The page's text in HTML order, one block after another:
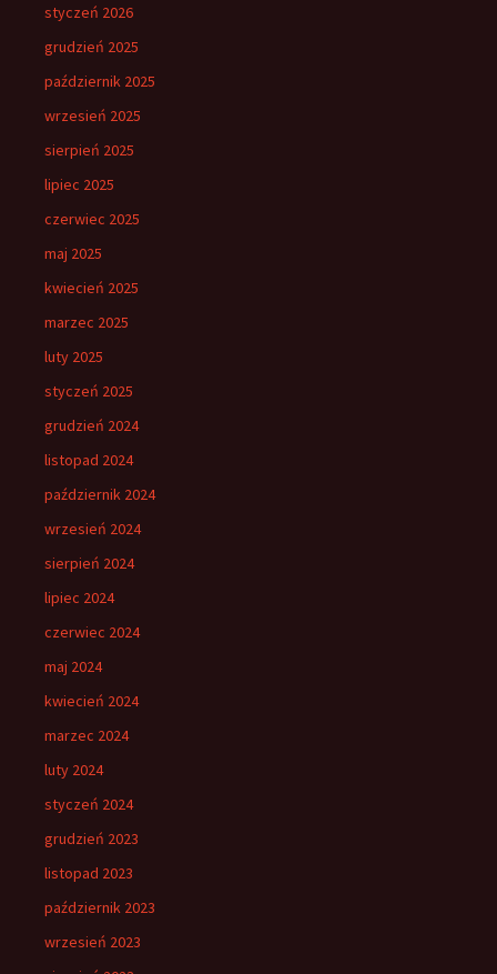
styczeń 2026
grudzień 2025
październik 2025
wrzesień 2025
sierpień 2025
lipiec 2025
czerwiec 2025
maj 2025
kwiecień 2025
marzec 2025
luty 2025
styczeń 2025
grudzień 2024
listopad 2024
październik 2024
wrzesień 2024
sierpień 2024
lipiec 2024
czerwiec 2024
maj 2024
kwiecień 2024
marzec 2024
luty 2024
styczeń 2024
grudzień 2023
listopad 2023
październik 2023
wrzesień 2023